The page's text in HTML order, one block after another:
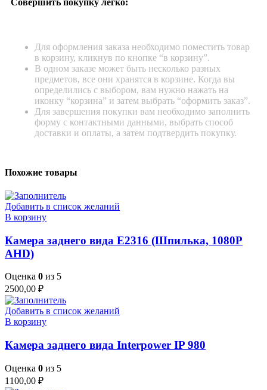
Совершить покупку легко:
Для оформления заказа необходимо поместить товар
в корзину, кликнув по кнопке “в корзину”.
В одном заказе может быть несколько разных
предметов, все они хранятся в корзине. Когда вы
определились с выбором, вам нужно нажать на
иконку “корзина” и затем выбрать “оформить заказ”.
Для завершения покупки вам необходимо заполнить
форму с контактными данными, выбрать способ
доставки и оплаты, а затем подтвердить покупку.
Похожие товары
Добавить в список желаний
В корзину
Камера заднего вида E2316 (Шпилька, 1080P
AHD)
Оценка 0 из 5
2500,00 ₽
Добавить в список желаний
В корзину
Камера заднего вида Interpower IP 980
Оценка 0 из 5
1100,00 ₽